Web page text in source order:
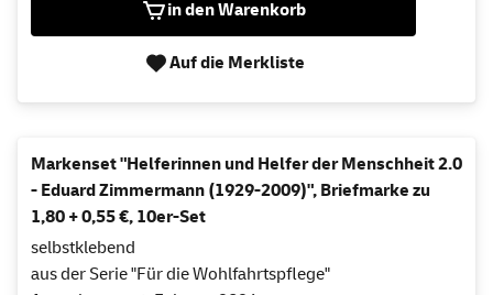
in den Warenkorb
Auf die Merkliste
Markenset "Helferinnen und Helfer der Menschheit 2.0
- Eduard Zimmermann (1929-2009)", Briefmarke zu
1,80 + 0,55 €, 10er-Set
selbstklebend
aus der Serie "Für die Wohlfahrtspflege"